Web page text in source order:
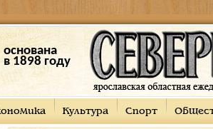
основана
в 1898 году
Культура Спорт